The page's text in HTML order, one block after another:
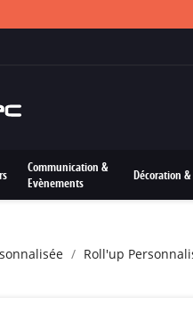
Communication &
Evènements
Décoration
Roll'up